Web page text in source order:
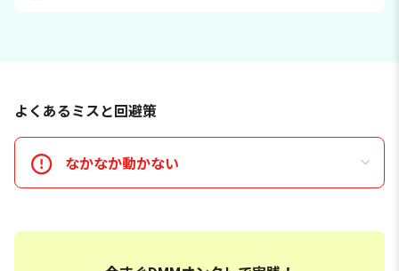
よくあるミスと回避策
なかなか動かない